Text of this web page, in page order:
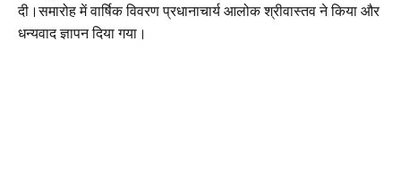
दी।समारोह में वार्षिक विवरण प्रधानाचार्य आलोक श्रीवास्तव ने किया और
धन्यवाद ज्ञापन दिया गया।